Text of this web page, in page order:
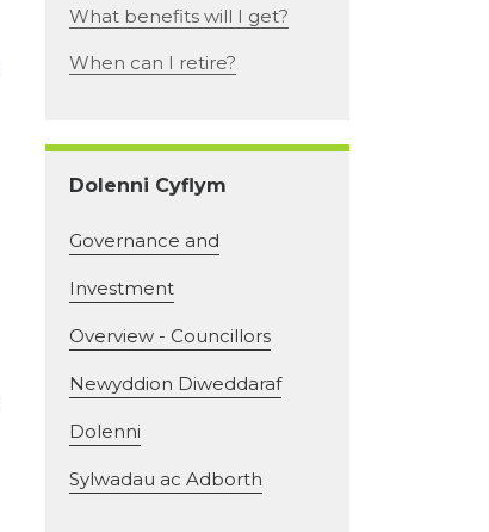
What benefits will I get?
When can I retire?
Dolenni Cyflym
Governance and
Investment
Overview - Councillors
Newyddion Diweddaraf
Dolenni
Sylwadau ac Adborth